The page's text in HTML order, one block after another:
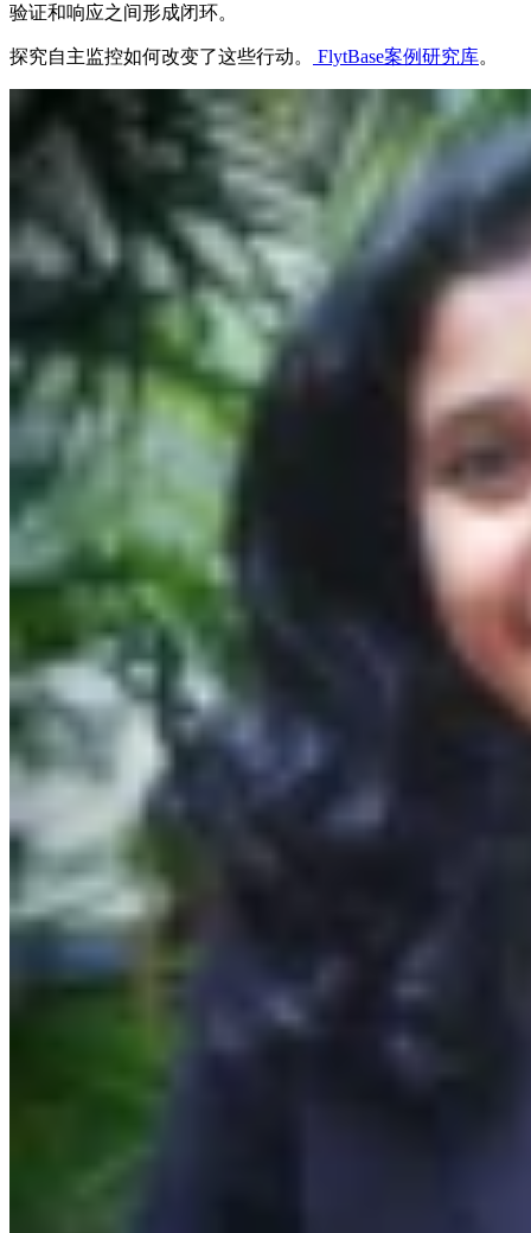
验证和响应之间形成闭环。
探究自主监控如何改变了这些行动。 FlytBase案例研究库。